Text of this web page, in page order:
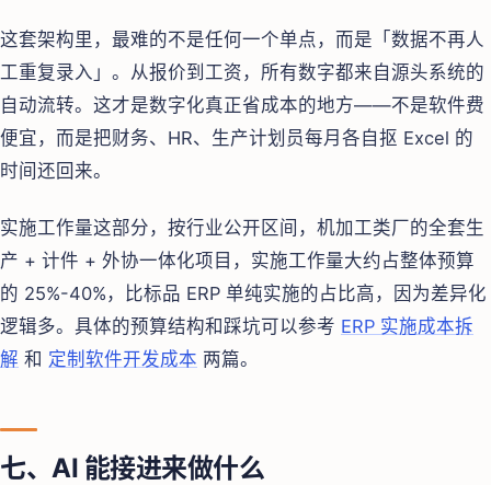
这套架构里，最难的不是任何一个单点，而是「数据不再人
工重复录入」。从报价到工资，所有数字都来自源头系统的
自动流转。这才是数字化真正省成本的地方——不是软件费
便宜，而是把财务、HR、生产计划员每月各自抠 Excel 的
时间还回来。
实施工作量这部分，按行业公开区间，机加工类厂的全套生
产 + 计件 + 外协一体化项目，实施工作量大约占整体预算
的 25%-40%，比标品 ERP 单纯实施的占比高，因为差异化
逻辑多。具体的预算结构和踩坑可以参考 ERP 实施成本拆
解 和 定制软件开发成本 两篇。
七、AI 能接进来做什么